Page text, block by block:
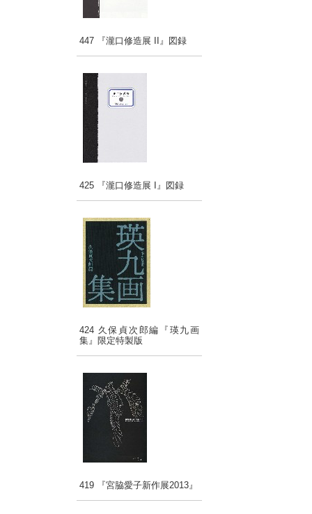
447 『瀧口修造展 II』図録
425 『瀧口修造展 I』図録
424 久保貞次郎編『瑛九画
集』限定特製版
419 『宮脇愛子新作展2013』